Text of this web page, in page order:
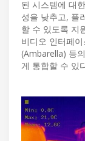
된 시스템에 대
성을 낮추고, 플
할 수 있도록 지
비디오 인터페
(Ambarella) 등
게 통합할 수 있